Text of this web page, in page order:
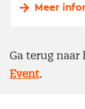
Meer
Ga terug
Event.